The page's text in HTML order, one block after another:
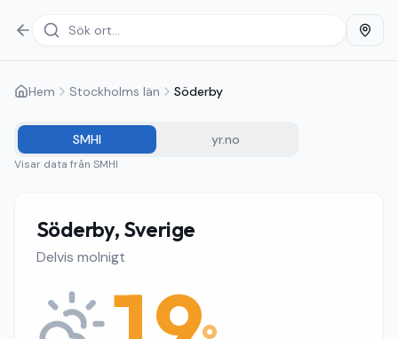
Hem Stockholms län Söderby
SMHI yr.no
Visar data från SMHI
Söderby, Sverige
Delvis molnigt